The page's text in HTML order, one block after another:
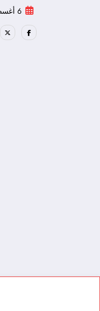
6 أغسطس، 2026